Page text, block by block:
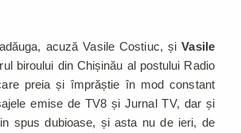
acuză Vasile Costiuc, șiVasile
biroului din Chișinău al postului Radio
preia și împrăștie în mod constant
emise de TV8 și Jurnal TV, dar și
spus dubioase, și asta nu de ieri, de